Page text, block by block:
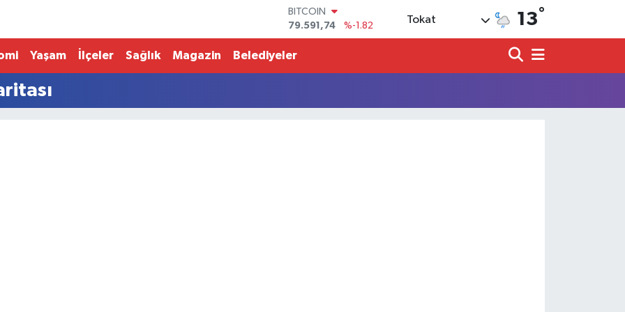
BITCOIN
79.591,74
%-1.82
DOLAR
45,43620
61,60380
%0.18
Tokat 13°
Yaşam İlçeler Sağlık Magazin Belediyeler